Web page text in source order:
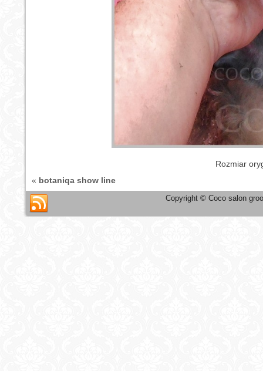
Rozmiar
« botaniqa show line
Copyright © Coco salon